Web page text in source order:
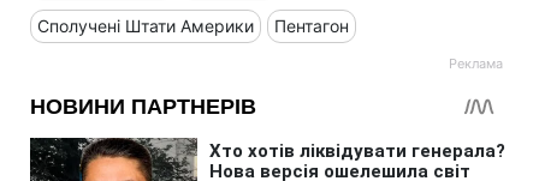
Сполучені Штати Америки Пентагон